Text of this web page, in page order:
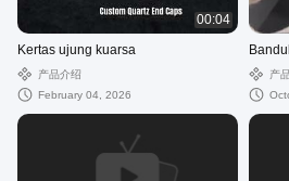
00:04
Kertas ujung kuarsa
产品介绍
February 04, 2026
产